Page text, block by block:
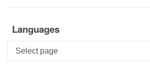
Languages
Languages